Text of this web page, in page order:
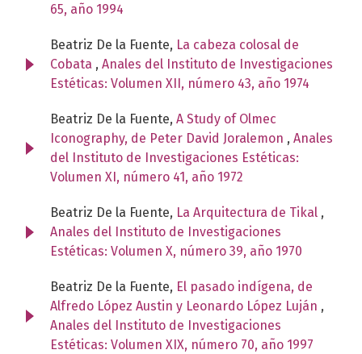
65, año 1994
Beatriz De la Fuente, La cabeza colosal de
Cobata , Anales del Instituto de Investigaciones
Estéticas: Volumen XII, número 43, año 1974
Beatriz De la Fuente, A Study of Olmec
Iconography, de Peter David Joralemon , Anales
del Instituto de Investigaciones Estéticas:
Volumen XI, número 41, año 1972
Beatriz De la Fuente, La Arquitectura de Tikal ,
Anales del Instituto de Investigaciones
Estéticas: Volumen X, número 39, año 1970
Beatriz De la Fuente, El pasado indígena, de
Alfredo López Austin y Leonardo López Luján ,
Anales del Instituto de Investigaciones
Estéticas: Volumen XIX, número 70, año 1997